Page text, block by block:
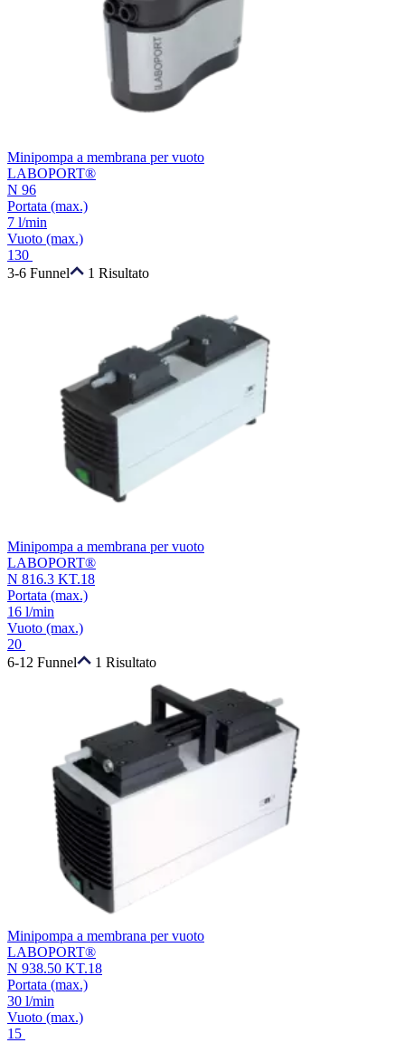
Minipompa a membrana per vuoto
LABOPORT®
N 96
Portata (max.)
7 l/min
Vuoto (max.)
130
3-6 Funnel
1 Risultato
Minipompa a membrana per vuoto
LABOPORT®
N 816.3 KT.18
Portata (max.)
16 l/min
Vuoto (max.)
20
6-12 Funnel
1 Risultato
Minipompa a membrana per vuoto
LABOPORT®
N 938.50 KT.18
Portata (max.)
30 l/min
Vuoto (max.)
15